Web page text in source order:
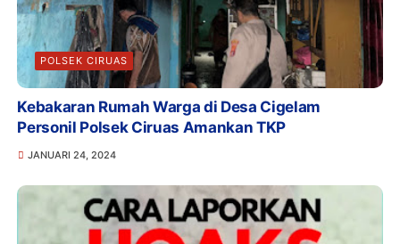
POLSEK CIRUAS
Kebakaran Rumah Warga di Desa Cigelam
Personil Polsek Ciruas Amankan TKP
JANUARI 24, 2024